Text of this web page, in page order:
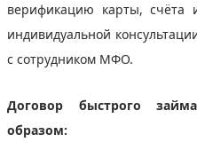
верификацию карты, счёта
индивидуальной
с сотрудником МФО.
Договор быстрого
образом: